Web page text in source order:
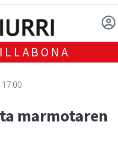
17:00
marmotaren